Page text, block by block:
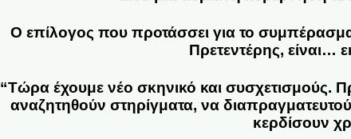
Ο επίλογος που προτάσσει για το
Πρετεντέρης, είναι…
“Τώρα έχουμε νέο σκηνικό και συσχετισμούς.
αναζητηθούν στηρίγματα, να
κερδίσουν